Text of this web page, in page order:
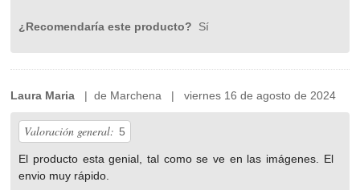
¿Recomendaría este producto? Sí
Laura Maria | de Marchena | viernes 16 de agosto de 2024
Valoración general: 5
El producto esta genial, tal como se ve en las imágenes. El
envio muy rápido.